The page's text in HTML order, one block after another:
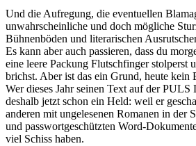
Und die Aufregung, die eventuellen
unwahrscheinliche und doch mögliche
Bühnenböden und literarischen
Es kann aber auch passieren, dass du
eine leere Packung Flutschfinger stolperst
brichst. Aber ist das ein Grund, heute kein
Wer dieses Jahr seinen Text auf der PULS
deshalb jetzt schon ein Held: weil er
anderen mit ungelesenen Romanen in der
und passwortgeschützten Word-
viel Schiss haben.